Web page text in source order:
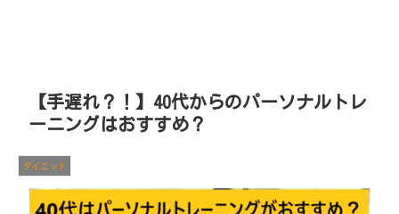
【手遅れ？！】40代からのパーソナルトレ
ーニングはおすすめ？
ダイエット